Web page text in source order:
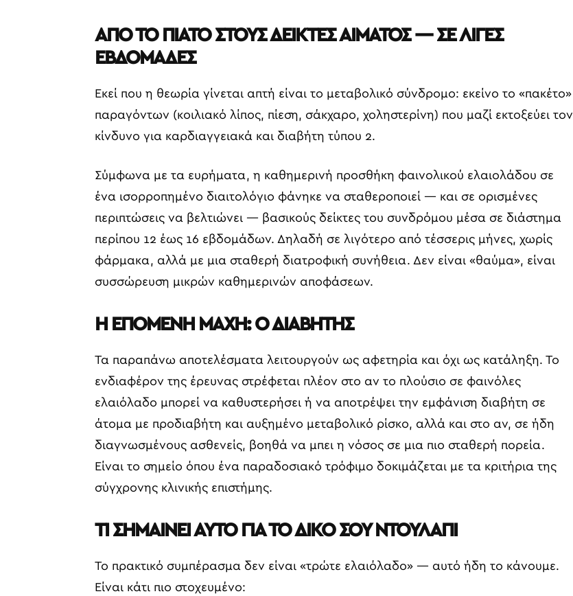
ΑΠΟ ΤΟ ΠΙΑΤΟ ΣΤΟΥΣ ΔΕΙΚΤΕΣ ΑΙΜΑΤΟΣ — ΣΕ ΛΙΓΕΣ
ΕΒΔΟΜΑΔΕΣ
Εκεί που η θεωρία γίνεται απτή είναι το μεταβολικό σύνδρομο: εκείνο το «πακέτο»
παραγόντων (κοιλιακό λίπος, πίεση, σάκχαρο, χοληστερίνη) που μαζί εκτοξεύει τον
κίνδυνο για καρδιαγγειακά και διαβήτη τύπου 2.
Σύμφωνα με τα ευρήματα, η καθημερινή προσθήκη φαινολικού ελαιολάδου σε
ένα ισορροπημένο διαιτολόγιο φάνηκε να σταθεροποιεί — και σε ορισμένες
περιπτώσεις να βελτιώνει — βασικούς δείκτες του συνδρόμου μέσα σε διάστημα
περίπου 12 έως 16 εβδομάδων. Δηλαδή σε λιγότερο από τέσσερις μήνες, χωρίς
φάρμακα, αλλά με μια σταθερή διατροφική συνήθεια. Δεν είναι «θαύμα», είναι
συσσώρευση μικρών καθημερινών αποφάσεων.
Η ΕΠΟΜΕΝΗ ΜΑΧΗ: Ο ΔΙΑΒΗΤΗΣ
Τα παραπάνω αποτελέσματα λειτουργούν ως αφετηρία και όχι ως κατάληξη. Το
ενδιαφέρον της έρευνας στρέφεται πλέον στο αν το πλούσιο σε φαινόλες
ελαιόλαδο μπορεί να καθυστερήσει ή να αποτρέψει την εμφάνιση διαβήτη σε
άτομα με προδιαβήτη και αυξημένο μεταβολικό ρίσκο, αλλά και στο αν, σε ήδη
διαγνωσμένους ασθενείς, βοηθά να μπει η νόσος σε μια πιο σταθερή πορεία.
Είναι το σημείο όπου ένα παραδοσιακό τρόφιμο δοκιμάζεται με τα κριτήρια της
σύγχρονης κλινικής επιστήμης.
ΤΙ ΣΗΜΑΙΝΕΙ ΑΥΤΟ ΓΙΑ ΤΟ ΔΙΚΟ ΣΟΥ ΝΤΟΥΛΑΠΙ
Το πρακτικό συμπέρασμα δεν είναι «τρώτε ελαιόλαδο» — αυτό ήδη το κάνουμε.
Είναι κάτι πιο στοχευμένο: